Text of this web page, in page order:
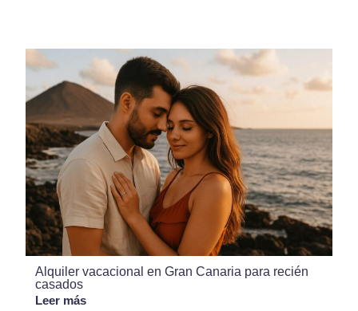
Alquiler vacacional en Gran Canaria para recién
casados
Leer más